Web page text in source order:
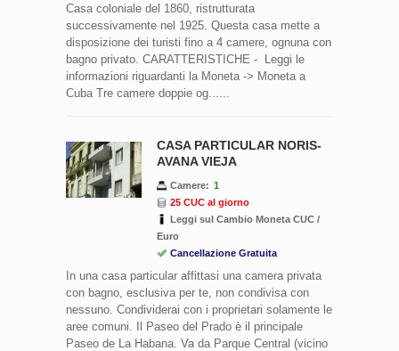
Casa coloniale del 1860, ristrutturata
successivamente nel 1925. Questa casa mette a
disposizione dei turisti fino a 4 camere, ognuna con
bagno privato. CARATTERISTICHE - Leggi le
informazioni riguardanti la Moneta -> Moneta a
Cuba Tre camere doppie og......
CASA PARTICULAR NORIS-
AVANA VIEJA
Camere: 1
25 CUC al giorno
Leggi sul Cambio Moneta CUC /
Euro
Cancellazione Gratuita
In una casa particular affittasi una camera privata
con bagno, esclusiva per te, non condivisa con
nessuno. Condividerai con i proprietari solamente le
aree comuni. Il Paseo del Prado è il principale
Paseo de La Habana. Va da Parque Central (vicino